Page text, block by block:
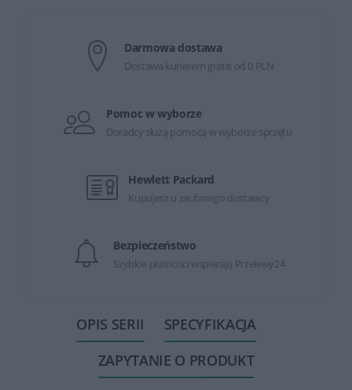
Darmowa dostawa
Dostawa kurierem gratis od 0 PLN
Pomoc w wyborze
Doradcy służą pomocą w wyborze sprzętu
Hewlett Packard
Kupujesz u zaufanego dostawcy
Bezpieczeństwo
Szybkie płatności wspierają Przelewy24
OPIS SERII
SPECYFIKACJA
ZAPYTANIE O PRODUKT